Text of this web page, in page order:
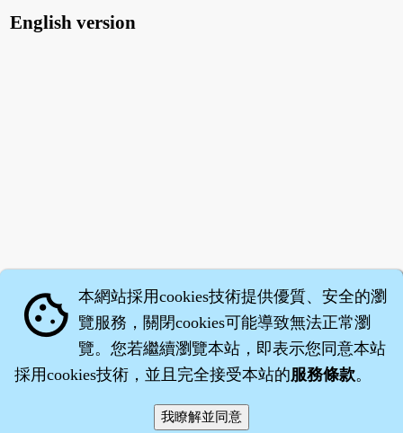
English version
‧沈藥子©2008～2026
cookie 本網站採用cookies技術提供優質、安全的瀏
覽服務，關閉cookies可能導致無法正常瀏
覽。您若繼續瀏覽本站，即表示您同意本站
採用cookies技術，並且完全接受本站的服務條款。